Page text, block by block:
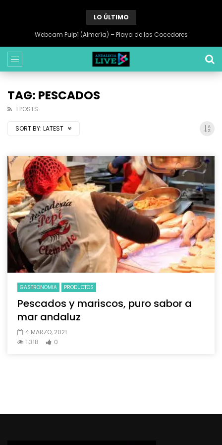
LO ÚLTIMO
Webcam Pulpí (Almería) – Playa de los Cocedores
TAG: PESCADOS
1 POSTS
SORT BY: LATEST
GASTRONOMIA PRODUCTOS
Pescados y mariscos, puro sabor a
mar andaluz
4 MARZO, 2021
1.318
0